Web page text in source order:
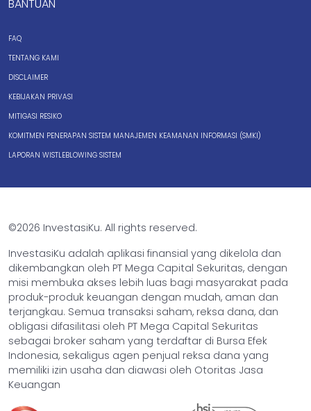
BANTUAN
FAQ
TENTANG KAMI
DISCLAIMER
KEBIJAKAN PRIVASI
MITIGASI RESIKO
KOMITMEN PENERAPAN SISTEM MANAJEMEN KEAMANAN INFORMASI (SMKI)
LAPORAN WISTLEBLOWING SISTEM
©2026 InvestasiKu. All rights reserved.
InvestasiKu adalah aplikasi finansial yang dikelola dan
dikembangkan oleh PT Mega Capital Sekuritas, dengan
misi membuka akses lebih luas bagi masyarakat pada
produk-produk keuangan dengan mudah, aman dan
terjangkau. Semua transaksi saham, reksa dana, dan
obligasi difasilitasi oleh PT Mega Capital Sekuritas
sebagai broker saham yang terdaftar di Bursa Efek
Indonesia, sekaligus agen penjual reksa dana yang
memiliki izin usaha dan diawasi oleh Otoritas Jasa
Keuangan